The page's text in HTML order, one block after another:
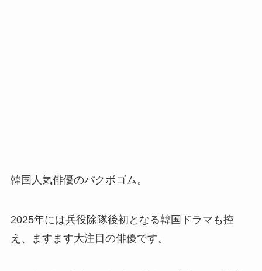
韓国人気俳優のパクボゴム。
2025年には兵役除隊後初となる韓国ドラマも控
え、ますます大注目の俳優です。